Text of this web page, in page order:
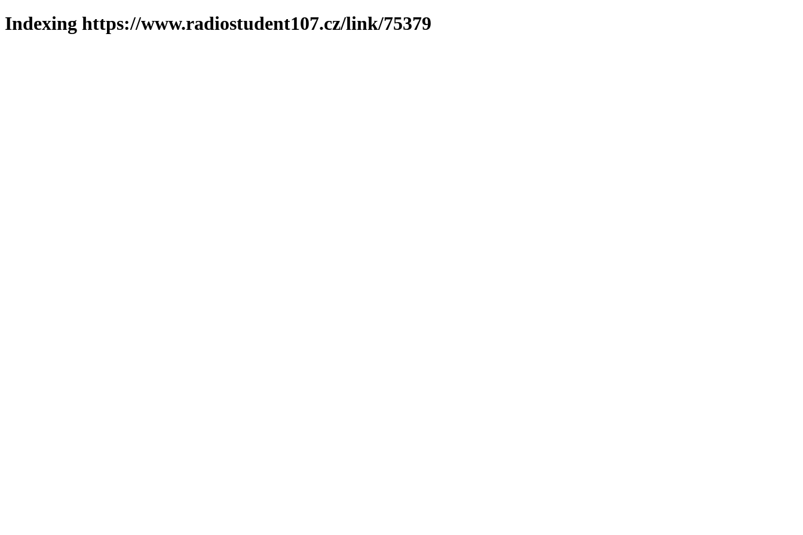
Indexing https://www.radiostudent107.cz/link/75379